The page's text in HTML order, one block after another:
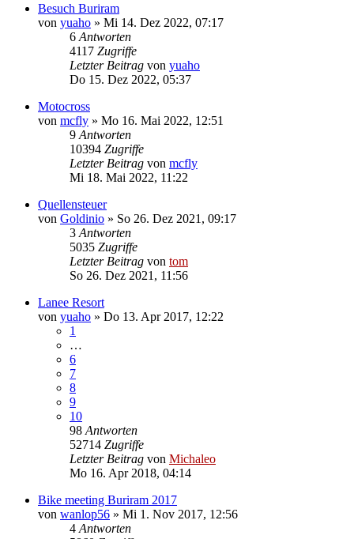
Besuch Buriram
von yuaho » Mi 14. Dez 2022, 07:17
6 Antworten
4117 Zugriffe
Letzter Beitrag von yuaho
Do 15. Dez 2022, 05:37
Motocross
von mcfly » Mo 16. Mai 2022, 12:51
9 Antworten
10394 Zugriffe
Letzter Beitrag von mcfly
Mi 18. Mai 2022, 11:22
Quellensteuer
von Goldinio » So 26. Dez 2021, 09:17
3 Antworten
5035 Zugriffe
Letzter Beitrag von tom
So 26. Dez 2021, 11:56
Lanee Resort
von yuaho » Do 13. Apr 2017, 12:22
1
…
6
7
8
9
10
98 Antworten
52714 Zugriffe
Letzter Beitrag von Michaleo
Mo 16. Apr 2018, 04:14
Bike meeting Buriram 2017
von wanlop56 » Mi 1. Nov 2017, 12:56
4 Antworten